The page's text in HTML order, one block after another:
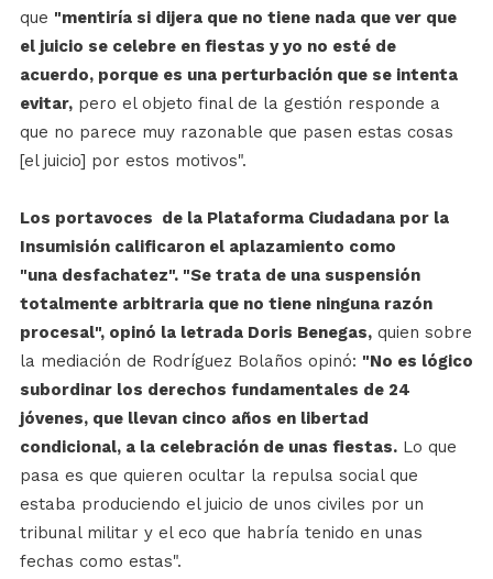
que "mentiría si dijera que no tiene nada que ver que
el juicio se celebre en fiestas y yo no esté de
acuerdo, porque es una perturbación que se intenta
evitar,pero el objeto final de la gestión responde a
que no parece muy razonable que pasen estas cosas
[el juicio] por estos motivos".
Los portavoces de la Plataforma Ciudadana por la
Insumisión calificaron el aplazamiento como
"una desfachatez". "Se trata de una suspensión
totalmente arbitraria que no tiene ninguna razón
procesal", opinó la letrada Doris Benegas,quien sobre
la mediación de Rodríguez Bolaños opinó: "No es lógico
subordinar los derechos fundamentales de 24
jóvenes, que llevan cinco años en libertad
condicional, a la celebración de unas fiestas.Lo que
pasa es que quieren ocultar la repulsa social que
estaba produciendo el juicio de unos civiles por un
tribunal militar y el eco que habría tenido en unas
fechas como estas".